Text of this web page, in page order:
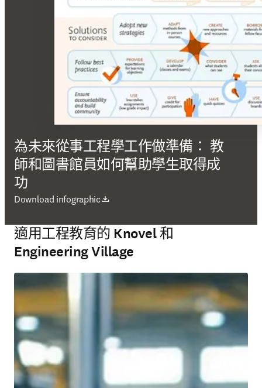
為未來從事工程學工作做準備： 教
師和圖書館員如何幫助學生取得成
功
Download infographic
打開新的分頁／視窗
適用工程教育的 Knovel 和
Engineering Village